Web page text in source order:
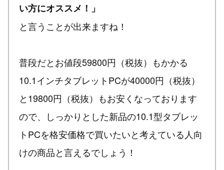
い方にオススメ！」
と言うことが出来ますね！
普段だとお値段59800円（税抜）もかかる
10.1インチタブレットPCが40000円（税抜）
と19800円（税抜）もお安くなっております
ので、しっかりとした新品の10.1型タブレッ
トPCを格安価格で買いたいと考えている人向
けの商品と言えるでしょう！